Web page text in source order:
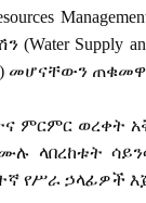
(Water Supply
መሆናቸውን
ምርምር ወረቀት
ላበረከቱት
የሥራ ኃላፊዎች